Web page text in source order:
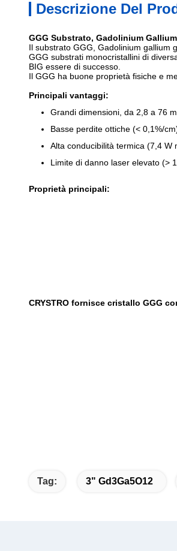
Descrizione Del
GGG Substrato, Gadolinium
Il substrato GGG, Gadolinium gallium
GGG substrati monocristallini di
BIG essere di successo.
Il GGG ha buone proprietà fisiche e
Principali vantaggi:
Grandi dimensioni, da 2,8 a 76
Basse perdite ottiche (< 0,1%/
Alta conducibilità termica (7,4 W
Limite di danno laser elevato (>
Proprietà principali:
CRYSTRO fornisce cristallo GGG
Tag: 3" Gd3Ga5O12